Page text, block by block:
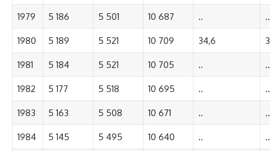
1979 5 186 5 501 10 687 .. ..
1980 5 189 5 521 10 709 34,6
1981 5 184 5 521 10 705 .. ..
1982 5 177 5 518 10 695 .. ..
1983 5 163 5 508 10 671 .. ..
1984 5 145 5 495 10 640 .. ..